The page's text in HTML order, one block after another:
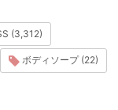
(3,312)
ボディソープ (22)